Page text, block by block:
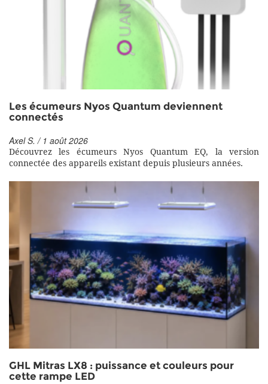
Les écumeurs Nyos Quantum deviennent
connectés
Axel S. / 1 août 2026
Découvrez les écumeurs Nyos Quantum EQ, la version
connectée des appareils existant depuis plusieurs années.
GHL Mitras LX8 : puissance et couleurs pour
cette rampe LED